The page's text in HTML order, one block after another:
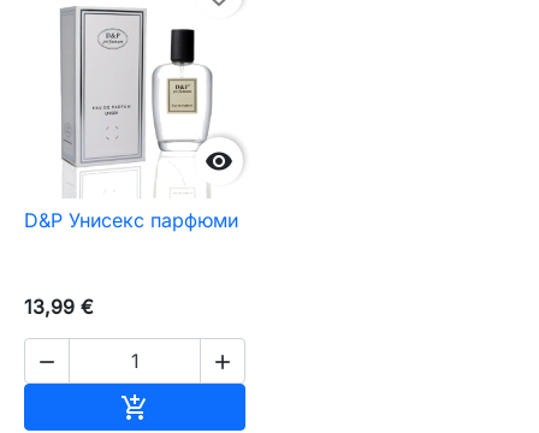

D&P Унисекс парфюми
13,99 €
 
